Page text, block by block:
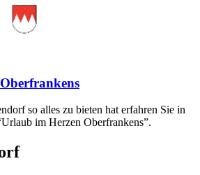
so alles zu bieten hat erfahren Sie in
im Herzen Oberfrankens”.